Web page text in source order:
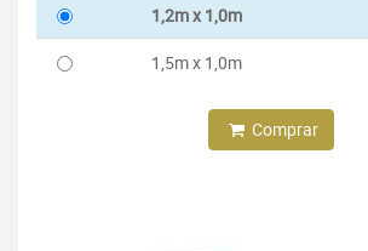
1,2m x 1,0m
1,5m x 1,0m
Comprar